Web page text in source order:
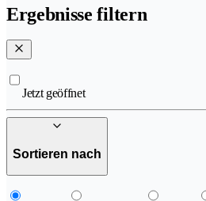
Ergebnisse filtern
Jetzt geöffnet
Sortieren nach